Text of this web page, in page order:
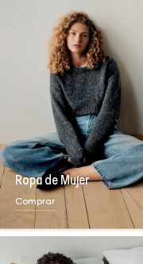
Ropa de Mujer
Comprar